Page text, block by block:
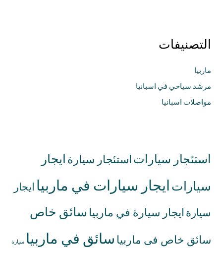
التصنيفات
ماربيا
مرشد سياحي في اسبانيا
مواصلات اسبانيا
استئجار سياراتاستئجار سيارةايجار
سياراتايجار سيارات في ماربياايجار
سيارةايجار سيارة في ماربياسائق خاص
سائق خاص فى ماربياسائق في ماربياسيارة